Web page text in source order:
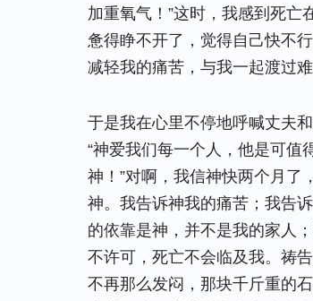
加重氧气！”这时，我感到死亡
惫得睁不开了，觉得自己快不
减轻我的痛苦，与我一起渡过难
于是我在心里不停地呼喊丈夫
“神爱我们每一个人，他是可值
神！”对啊，我信神快两个月了
神。我告诉神我的痛苦；我告
的依靠是神，并不是我的家人
不许可，死亡不会临及我。祷
不再那么发闷，那块千斤重的